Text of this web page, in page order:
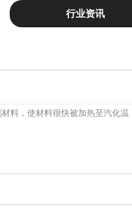
行业资讯
料，使材料很快被加热至汽化温